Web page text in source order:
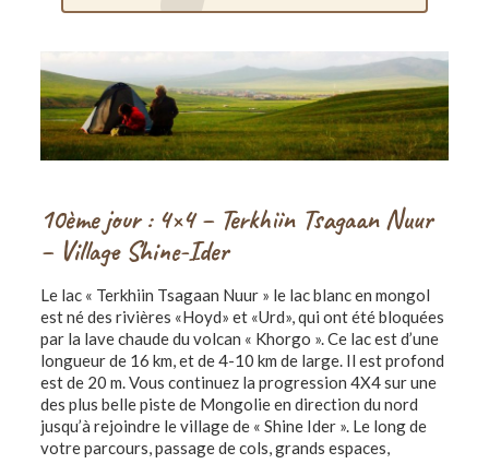
10ème jour : 4×4 – Terkhiin Tsagaan Nuur
– Village Shine-Ider
Le lac « Terkhiin Tsagaan Nuur » le lac blanc en mongol
est né des rivières «Hoyd» et «Urd», qui ont été bloquées
par la lave chaude du volcan « Khorgo ». Ce lac est d’une
longueur de 16 km, et de 4-10 km de large. Il est profond
est de 20 m. Vous continuez la progression 4X4 sur une
des plus belle piste de Mongolie en direction du nord
jusqu’à rejoindre le village de « Shine Ider ». Le long de
votre parcours, passage de cols, grands espaces,